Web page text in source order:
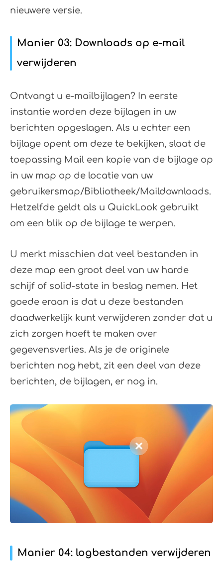
nieuwere versie.
Manier 03: Downloads op e-mail
verwijderen
Ontvangt u e-mailbijlagen? In eerste
instantie worden deze bijlagen in uw
berichten opgeslagen. Als u echter een
bijlage opent om deze te bekijken, slaat de
toepassing Mail een kopie van de bijlage op
in uw map op de locatie van uw
gebruikersmap/Bibliotheek/Maildownloads.
Hetzelfde geldt als u QuickLook gebruikt
om een ​​blik op de bijlage te werpen.
U merkt misschien dat veel bestanden in
deze map een groot deel van uw harde
schijf of solid-state in beslag nemen. Het
goede eraan is dat u deze bestanden
daadwerkelijk kunt verwijderen zonder dat u
zich zorgen hoeft te maken over
gegevensverlies. Als je de originele
berichten nog hebt, zit een deel van deze
berichten, de bijlagen, er nog in.
Manier 04: logbestanden verwijderen